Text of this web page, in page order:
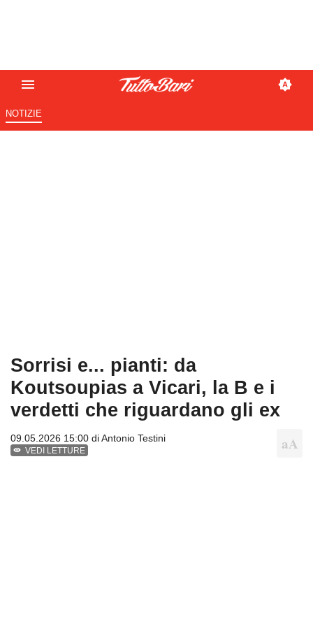
NOTIZIE
Sorrisi e... pianti: da
Koutsoupias a Vicari, la B e i
verdetti che riguardano gli ex
09.05.2026 15:00 diAntonio Testini
VEDI LETTURE